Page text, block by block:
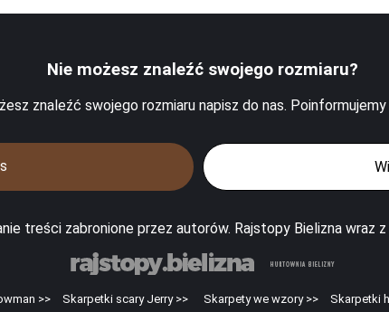
Nie możesz znaleźć swojego rozmiaru?
znaleźć swojego rozmiaru napisz do nas.
treści zabronione przez autorów. Rajstopy Bielizna wraz z
>> Skarpetki scary Jerry >> Skarpety we wzory >> Skarpetki